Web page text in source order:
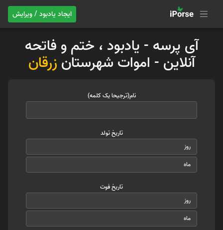
ایجاد یادبود / ویرایش
آی پرسه - یادبود ، ختم و فاتحه
آنلاین - اموات شهرستان زرقان
نام(ترجیحا یک کلمه)
تاریخ تولد
تاریخ فوت